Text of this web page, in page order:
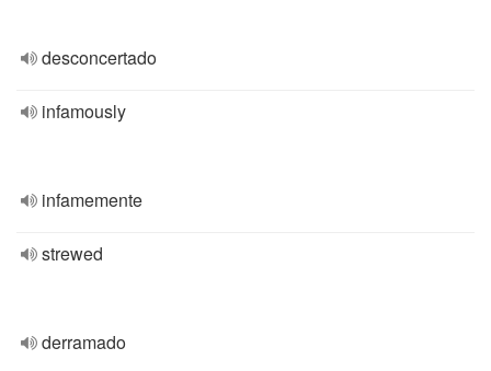
desconcertado
infamously
infamemente
strewed
derramado